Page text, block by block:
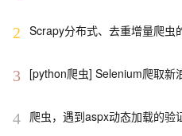
2 Scrapy分布式、去重增量爬虫
3 [python爬虫] Selenium爬取新
4 爬虫，遇到aspx动态加载的验